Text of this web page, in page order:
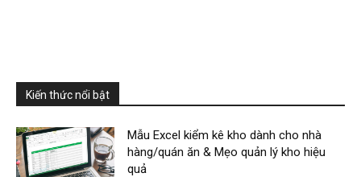
Kiến thức nổi bật
Mẫu Excel kiểm kê kho dành cho nhà
hàng/quán ăn & Mẹo quản lý kho hiệu
quả